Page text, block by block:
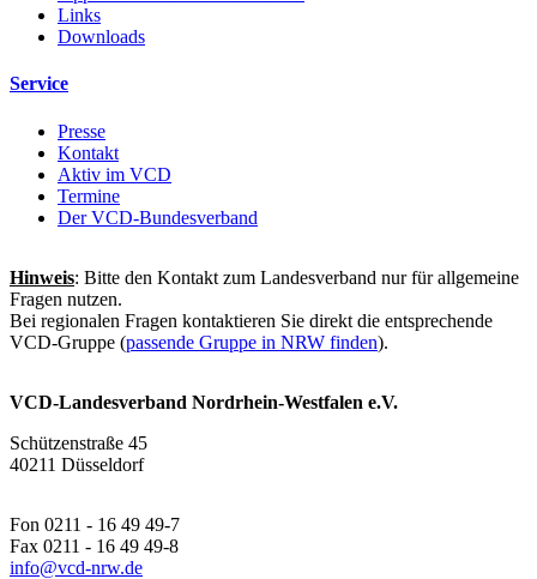
Links
Downloads
Service
Presse
Kontakt
Aktiv im VCD
Termine
Der VCD-Bundesverband
Hinweis: Bitte den Kontakt zum Landesverband nur für allgemeine
Fragen nutzen.
Bei regionalen Fragen kontaktieren Sie direkt die entsprechende
VCD-Gruppe (passende Gruppe in NRW finden).
VCD-Landesverband Nordrhein-Westfalen e.V.
Schützenstraße 45
40211 Düsseldorf
Fon 0211 - 16 49 49-7
Fax 0211 - 16 49 49-8
info@vcd-nrw.de